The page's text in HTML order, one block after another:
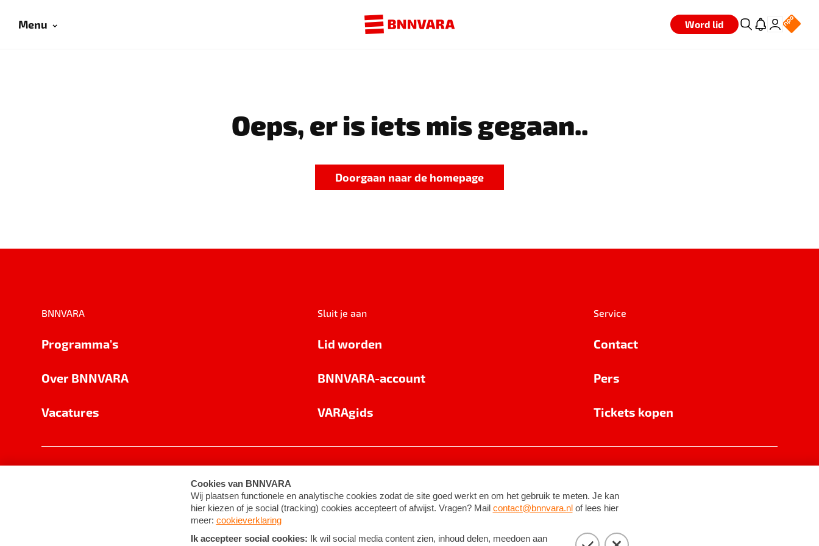
Menu Word lid
Oeps, er is iets mis gegaan..
Doorgaan naar de homepage
BNNVARA
Programma's
Over BNNVARA
Vacatures
Sluit je aan
Lid worden
BNNVARA-account
VARAgids
Service
Contact
Pers
Tickets kopen
Cookie-instellingen Algemene voorwaarden ©2026BNNVARA